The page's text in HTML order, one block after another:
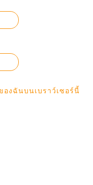
งฉันบนเบราว์เซอร์นี้